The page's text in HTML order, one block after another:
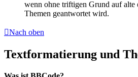
wenn ohne triftigen Grund auf alte
Themen geantwortet wird.
Nach oben
Textformatierung und